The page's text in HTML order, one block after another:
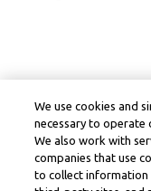
We use cookies and
necessary to operate
We also work with
companies that use
to collect information